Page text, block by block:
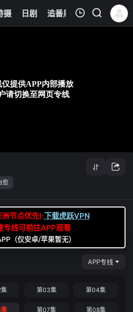
摄 日剧 追番周表 今日更新
0
清空
愈
节点优先):下载虎跃VPN
专线可前往APP观看
（仅安卓/苹果暂无）
APP专线
第03集 第04集
第07集 第08集